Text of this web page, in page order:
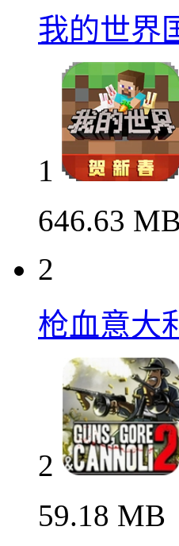
我的世界
1
646.63 MB
2
枪血意大
2
59.18 MB